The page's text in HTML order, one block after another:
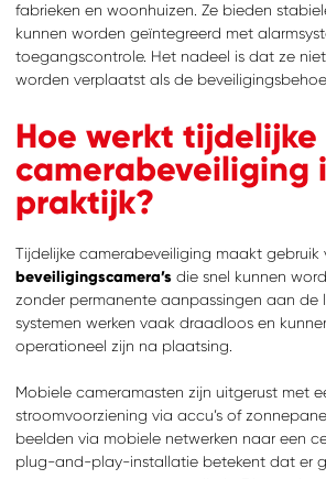
fabrieken en woonhuizen. Ze bieden
kunnen worden geïntegreerd met
toegangscontrole. Het nadeel is dat ze
worden verplaatst als de
Hoe werkt tijdelijke
camerabeveiliging
praktijk?
Tijdelijke camerabeveiliging maakt gebruik
beveiligingscamera’s die snel kunnen
zonder permanente aanpassingen aan de
systemen werken vaak draadloos en
operationeel zijn na plaatsing.
Mobiele cameramasten zijn uitgerust met
stroomvoorziening via accu’s of
beelden via mobiele netwerken naar een
plug-and-play-installatie betekent dat er